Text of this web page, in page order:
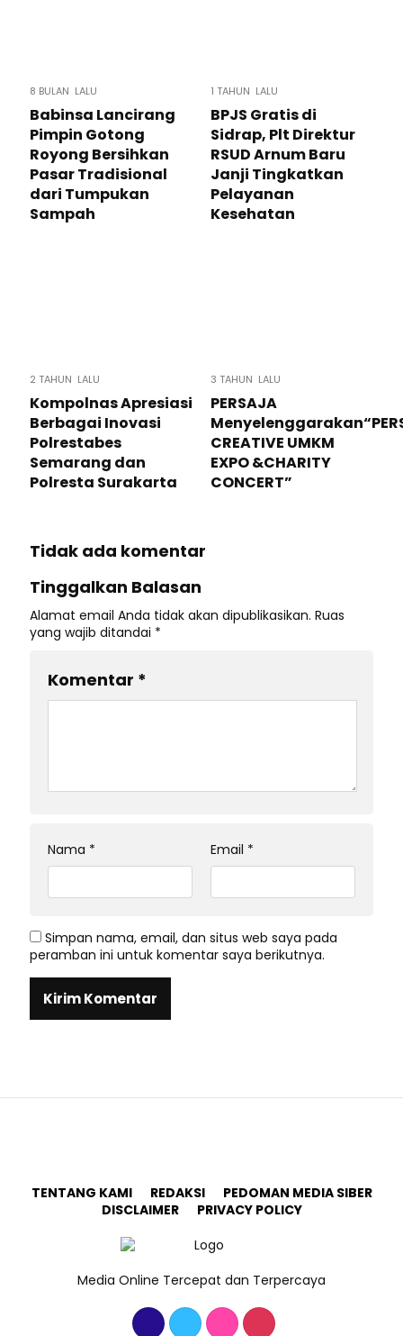
8 BULAN LALU
Babinsa Lancirang
Pimpin Gotong
Royong Bersihkan
Pasar Tradisional
dari Tumpukan
Sampah
1 TAHUN LALU
BPJS Gratis di
Sidrap, Plt Direktur
RSUD Arnum Baru
Janji Tingkatkan
Pelayanan
Kesehatan
2 TAHUN LALU
Kompolnas Apresiasi
Berbagai Inovasi
Polrestabes
Semarang dan
Polresta Surakarta
3 TAHUN LALU
PERSAJA
CREATIVE UMKM
EXPO &CHARITY
CONCERT”
Tidak ada komentar
Tinggalkan Balasan
Alamat email Anda tidak akan dipublikasikan. Ruas
yang wajib ditandai *
Komentar *
Nama * Email *
Simpan nama, email, dan situs web saya pada
peramban ini untuk komentar saya berikutnya.
TENTANG KAMI REDAKSI
PEDOMAN MEDIA SIBER
DISCLAIMER
PRIVACY POLICY
Media Online Tercepat dan Terpercaya